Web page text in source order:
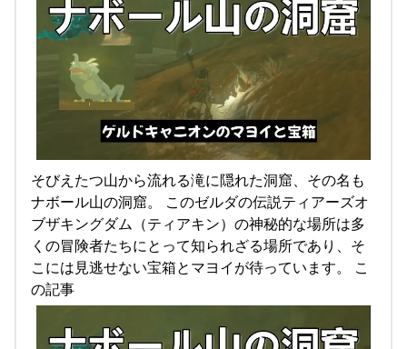
そびえたつ山から流れる滝に隠れた洞窟、その名も
ナボール山の洞窟。 このゼルダの伝説ティアーズオ
ブザキングダム（ティアキン）の神秘的な場所は多
くの冒険者たちにとって知られざる場所であり、そ
こには見逃せない宝箱とマヨイが待っています。 こ
の記事